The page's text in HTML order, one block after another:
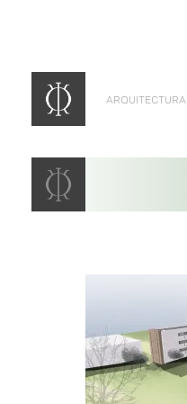
ARQUITECTURA